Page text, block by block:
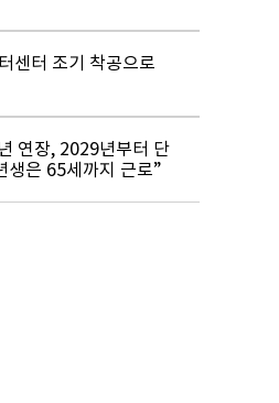
센터 조기 착공으로
연장, 2029년부터 단
생은 65세까지 근로”